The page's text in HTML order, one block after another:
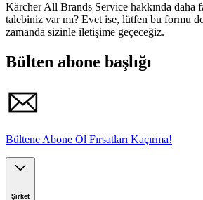
Kärcher All Brands Service hakkında daha
talebiniz var mı? Evet ise, lütfen bu formu
zamanda sizinle iletişime geçeceğiz.
Bülten abone başlığı
Bültene Abone Ol Fırsatları Kaçırma!
Şirket